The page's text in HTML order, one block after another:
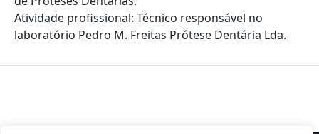
Atividade profissional: Técnico responsável no
laboratório Pedro M. Freitas Prótese Dentária Lda.